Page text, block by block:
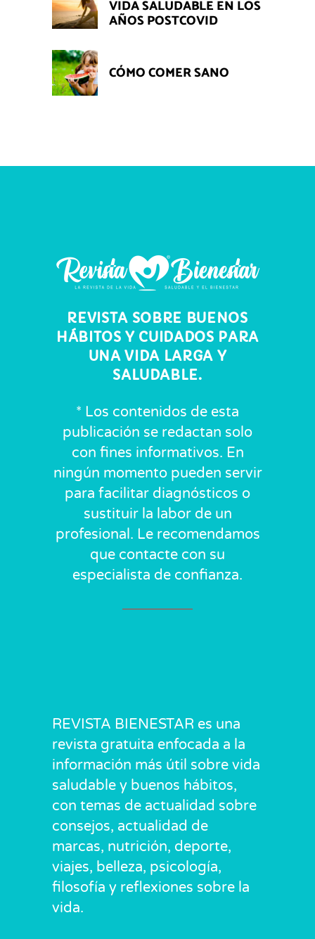
VIDA SALUDABLE EN LOS
AÑOS POSTCOVID
CÓMO COMER SANO
REVISTA SOBRE BUENOS
HÁBITOS Y CUIDADOS PARA
UNA VIDA LARGA Y
SALUDABLE.
* Los contenidos de esta
publicación se redactan solo
con fines informativos. En
ningún momento pueden servir
para facilitar diagnósticos o
sustituir la labor de un
profesional. Le recomendamos
que contacte con su
especialista de confianza.
REVISTA BIENESTAR es una
revista gratuita enfocada a la
información más útil sobre vida
saludable y buenos hábitos,
con temas de actualidad sobre
consejos, actualidad de
marcas, nutrición, deporte,
viajes, belleza, psicología,
filosofía y reflexiones sobre la
vida.